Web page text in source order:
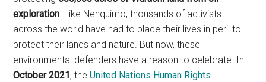
exploration. Like Nenquimo, thousands of activists
across the world have had to place their lives in peril to
protect their lands and nature. But now, these
environmental defenders have a reason to celebrate. In
October 2021, theUnited Nations Human Rights